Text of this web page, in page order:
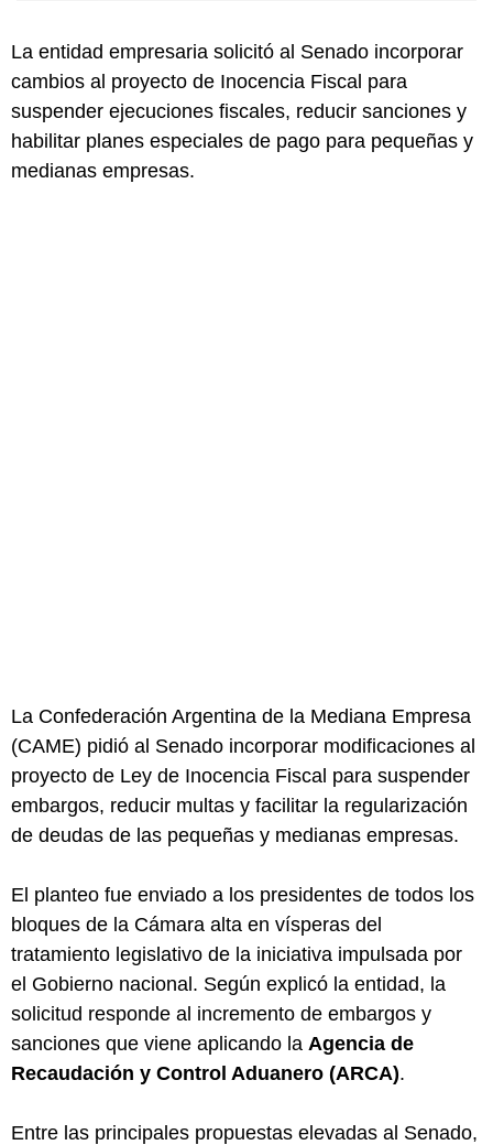
La entidad empresaria solicitó al Senado incorporar
cambios al proyecto de Inocencia Fiscal para
suspender ejecuciones fiscales, reducir sanciones y
habilitar planes especiales de pago para pequeñas y
medianas empresas.
La Confederación Argentina de la Mediana Empresa
(CAME) pidió al Senado incorporar modificaciones al
proyecto de Ley de Inocencia Fiscal para suspender
embargos, reducir multas y facilitar la regularización
de deudas de las pequeñas y medianas empresas.
El planteo fue enviado a los presidentes de todos los
bloques de la Cámara alta en vísperas del
tratamiento legislativo de la iniciativa impulsada por
el Gobierno nacional. Según explicó la entidad, la
solicitud responde al incremento de embargos y
sanciones que viene aplicando la Agencia de
Recaudación y Control Aduanero (ARCA).
Entre las principales propuestas elevadas al Senado,